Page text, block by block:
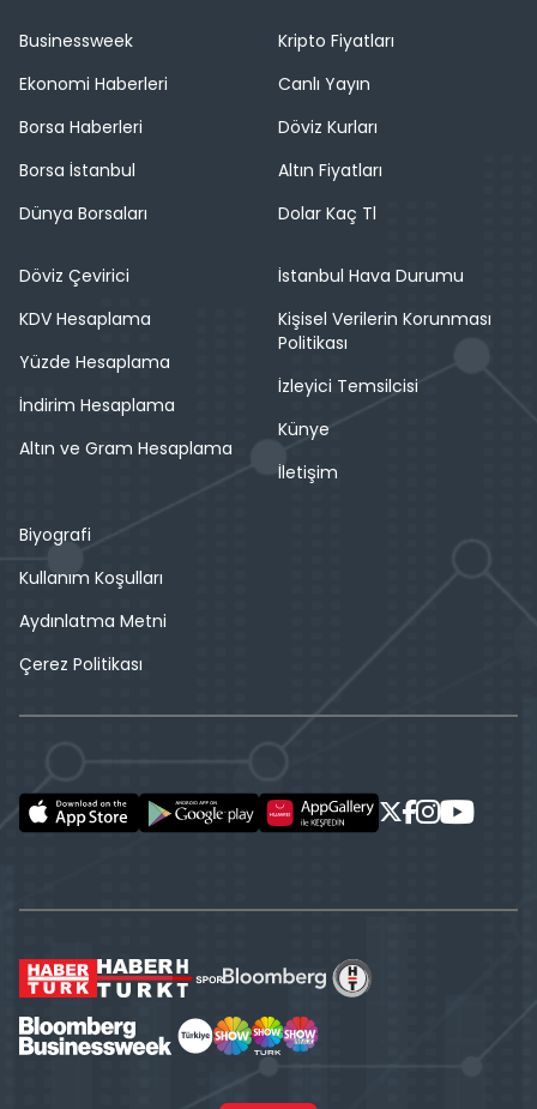
Businessweek
Ekonomi Haberleri
Borsa Haberleri
Borsa İstanbul
Dünya Borsaları
Kripto Fiyatları
Canlı Yayın
Döviz Kurları
Altın Fiyatları
Dolar Kaç Tl
Döviz Çevirici
KDV Hesaplama
Yüzde Hesaplama
İndirim Hesaplama
Altın ve Gram Hesaplama
İstanbul Hava Durumu
Kişisel Verilerin Korunması
Politikası
İzleyici Temsilcisi
Künye
İletişim
Biyografi
Kullanım Koşulları
Aydınlatma Metni
Çerez Politikası